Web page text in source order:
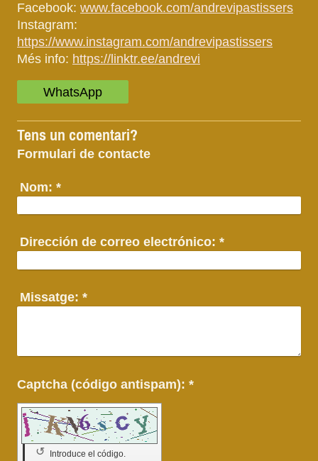
Facebook: www.facebook.com/andrevipastissers
Instagram:
https://www.instagram.com/andrevipastissers
Més info: https://linktr.ee/andrevi
WhatsApp
Tens un comentari?
Formulari de contacte
Nom: *
Dirección de correo electrónico: *
Missatge: *
Captcha (código antispam): *
Introduce el código.
↺